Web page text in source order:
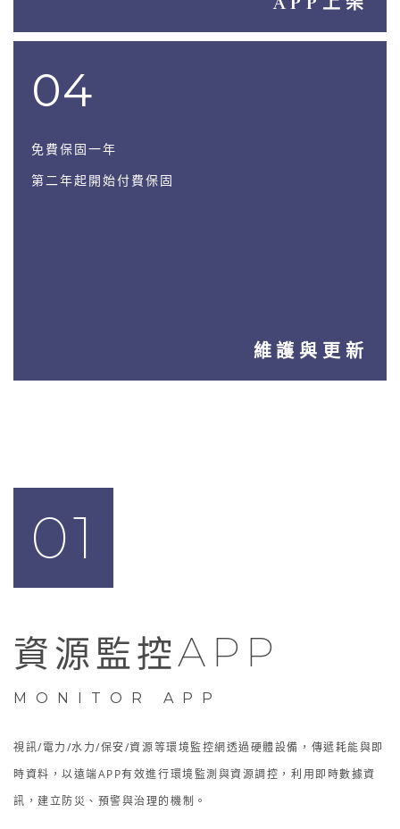
04
免費保固一年
第二年起開始付費保固
維護與更新
01
資源監控APP
MONITOR APP
視訊/電力/水力/保安/資源等環境監控網透過硬體設備，傳遞耗能與即
時資料，以遠端APP有效進行環境監測與資源調控，利用即時數據資
訊，建立防災、預警與治理的機制。